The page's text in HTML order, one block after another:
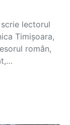
lectorul
Timișoara,
român,